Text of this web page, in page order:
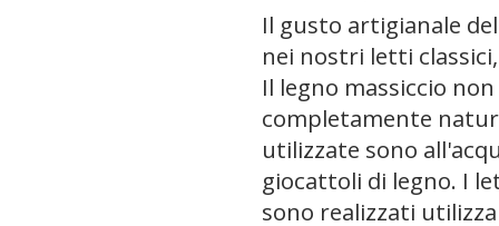
Il gusto artigianale
nei nostri letti
Il legno massiccio
completamente
utilizzate sono
giocattoli di legno. I
sono realizzati